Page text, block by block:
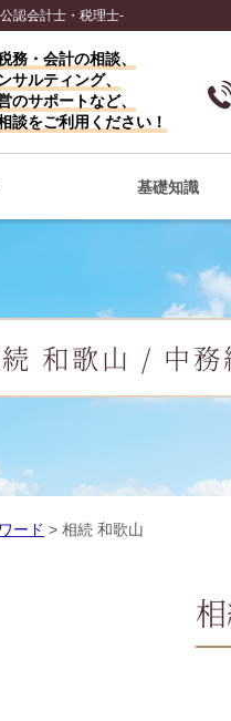
認会計士・税理士-
務・会計の相談、
サルティング、
のサポートなど、
談をご利用ください！
基礎知識
和歌山 / 中務
ード > 相続 和歌山